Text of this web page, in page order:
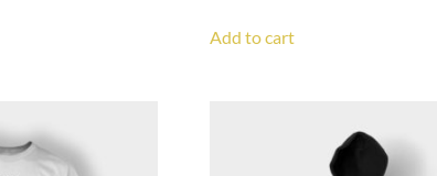
Add to cart